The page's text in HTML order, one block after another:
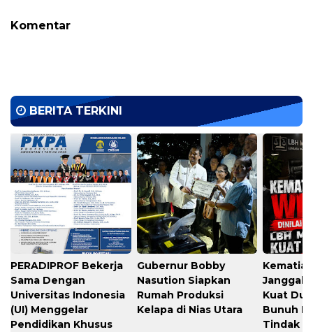
Komentar
BERITA TERKINI
PERADIPROF Bekerja
Sama Dengan
Universitas Indonesia
(UI) Menggelar
Pendidikan Khusus
Gubernur Bobby
Nasution Siapkan
Rumah Produksi
Kelapa di Nias Utara
Janggal,
Kuat
Bunuh
Tindak